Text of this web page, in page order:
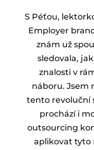
S Péťou,
Employer
znám už
sledovala,
znalosti v
náboru. Jsem
tento revoluční
prochází i
outsourcing
aplikovat tyto